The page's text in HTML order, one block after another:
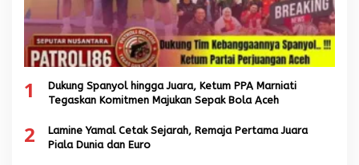
1
Dukung Spanyol hingga Juara, Ketum PPA Marniati
Tegaskan Komitmen Majukan Sepak Bola Aceh
2
Lamine Yamal Cetak Sejarah, Remaja Pertama Juara
Piala Dunia dan Euro